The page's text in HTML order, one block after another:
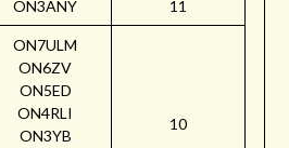
ON3ANY 11
ON7ULM
ON6ZV
ON5ED
ON4RLI
ON3YB
10